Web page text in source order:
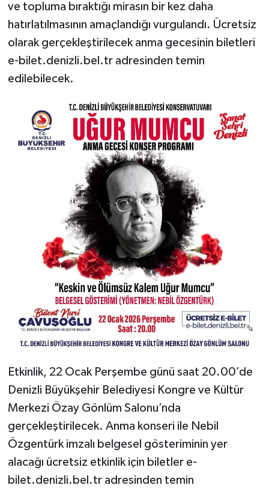
ve topluma bıraktığı mirasın bir kez daha
hatırlatılmasının amaçlandığı vurgulandı. Ücretsiz
olarak gerçekleştirilecek anma gecesinin biletleri
e-bilet.denizli.bel.tr adresinden temin
edilebilecek.
Etkinlik, 22 Ocak Perşembe günü saat 20.00’de
Denizli Büyükşehir Belediyesi Kongre ve Kültür
Merkezi Özay Gönlüm Salonu’nda
gerçekleştirilecek. Anma konseri ile Nebil
Özgentürk imzalı belgesel gösteriminin yer
alacağı ücretsiz etkinlik için biletler e-
bilet.denizli.bel.tr adresinden temin